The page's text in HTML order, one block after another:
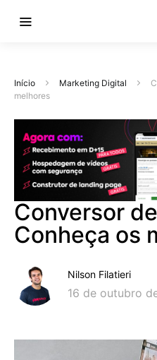
Início Marketing Digital
melhores
Conversor
Conheça os
Nilson Filatieri
16 de outubro